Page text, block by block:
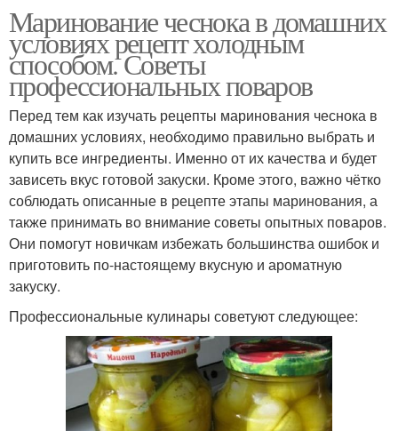
Маринование чеснока в домашних
условиях рецепт холодным
способом. Советы
профессиональных поваров
Перед тем как изучать рецепты маринования чеснока в
домашних условиях, необходимо правильно выбрать и
купить все ингредиенты. Именно от их качества и будет
зависеть вкус готовой закуски. Кроме этого, важно чётко
соблюдать описанные в рецепте этапы маринования, а
также принимать во внимание советы опытных поваров.
Они помогут новичкам избежать большинства ошибок и
приготовить по-настоящему вкусную и ароматную
закуску.
Профессиональные кулинары советуют следующее: